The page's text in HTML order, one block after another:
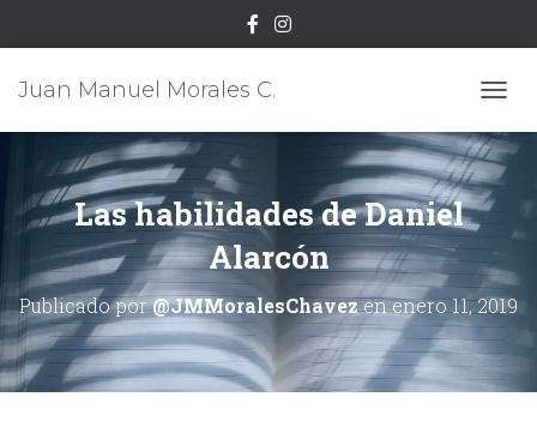
Juan Manuel Morales C.
A
M
B
I
M
D
D
E
Las habilidades de Daniel
Alarcón
Publicado por@JMMoralesChavezenenero 11, 2019